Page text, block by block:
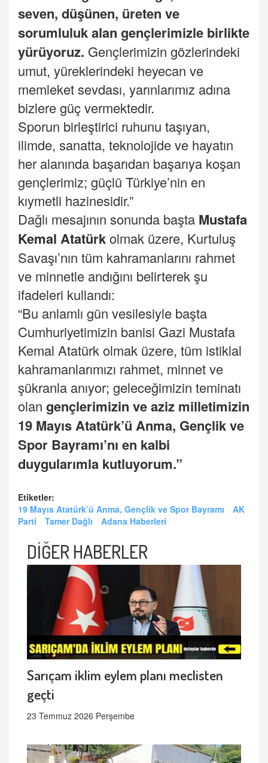
seven, düşünen, üreten ve
sorumluluk alan gençlerimizle birlikte
yürüyoruz. Gençlerimizin gözlerindeki
umut, yüreklerindeki heyecan ve
memleket sevdası, yarınlarımız adına
bizlere güç vermektedir.
Sporun birleştirici ruhunu taşıyan,
ilimde, sanatta, teknolojide ve hayatın
her alanında başarıdan başarıya koşan
gençlerimiz; güçlü Türkiye’nin en
kıymetli hazinesidir.”
Dağlı mesajının sonunda başta Mustafa
Kemal Atatürkolmak üzere, Kurtuluş
Savaşı’nın tüm kahramanlarını rahmet
ve minnetle andığını belirterek şu
ifadeleri kullandı:
“Bu anlamlı gün vesilesiyle başta
Cumhuriyetimizin banisi Gazi Mustafa
Kemal Atatürk olmak üzere, tüm istiklal
kahramanlarımızı rahmet, minnet ve
şükranla anıyor; geleceğimizin teminatı
olan gençlerimizin ve aziz milletimizin
19 Mayıs Atatürk’ü Anma, Gençlik ve
Spor Bayramı’nı en kalbi
duygularımla kutluyorum.”
Etiketler:
19 Mayıs Atatürk’ü Anma, Gençlik ve Spor Bayramı
AK
Parti
Tamer Dağlı Adana Haberleri
DİĞER HABERLER
Sarıçam iklim eylem planı meclisten
geçti
23 Temmuz 2026 Perşembe